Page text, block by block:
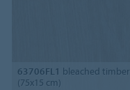
63706FL1 bleached timber
(75x15 cm)